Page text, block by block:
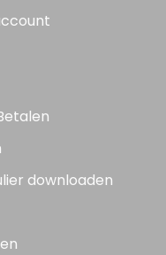
downloaden